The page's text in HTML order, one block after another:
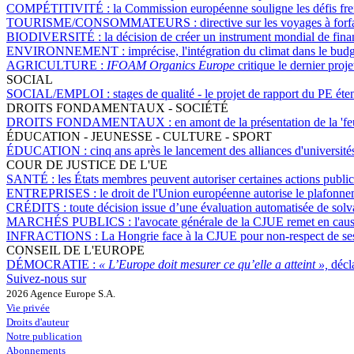
COMPÉTITIVITÉ : la Commission européenne souligne les défis
TOURISME/CONSOMMATEURS : directive sur les voyages à
BIODIVERSITÉ : la décision de créer un instrument mondial de
ENVIRONNEMENT : imprécise, l'intégration du climat dans le
AGRICULTURE : IFOAM Organics Europe critique le dernier
SOCIAL
SOCIAL/EMPLOI : stages de qualité - le projet de rapport du PE
DROITS FONDAMENTAUX - SOCIÉTÉ
DROITS FONDAMENTAUX : en amont de la présentation de la
ÉDUCATION - JEUNESSE - CULTURE - SPORT
ÉDUCATION : cinq ans après le lancement des alliances
COUR DE JUSTICE DE L'UE
SANTÉ : les États membres peuvent autoriser certaines actions
ENTREPRISES : le droit de l'Union européenne autorise le
CRÉDITS : toute décision issue d’une évaluation automatisée de
MARCHÉS PUBLICS : l'avocate générale de la CJUE remet en
INFRACTIONS : La Hongrie face à la CJUE pour non-respect de
CONSEIL DE L'EUROPE
DÉMOCRATIE : « L’Europe doit mesurer ce qu’elle a atteint »,
Suivez-nous sur
2026 Agence Europe S.A.
Vie privée
Droits d'auteur
Notre publication
Abonnements